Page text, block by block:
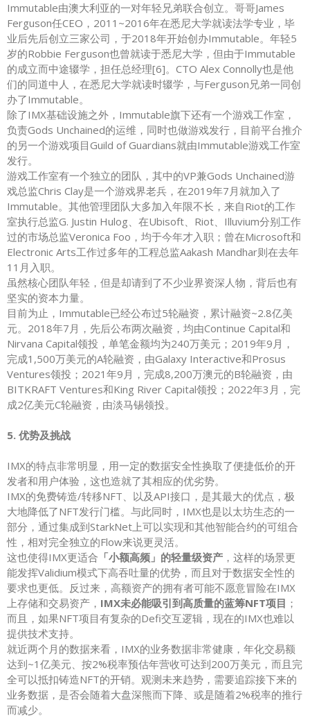
Immutable由澳大利亚的一对年轻兄弟联合创立。哥哥James
Ferguson任CEO，2011~2016年在悉尼大学就读法学专业，毕
业后先后创立三家公司，于2018年开始创办Immutable。年轻5
岁的Robbie Ferguson也曾就读于悉尼大学，但由于Immutable
的成立而中途辍学，担任总经理[6]。CTO Alex Connolly也是他
们的同道中人，在悉尼大学就读时辍学，与Ferguson兄弟一同创
办了Immutable。
除了IMX基础设施之外，Immutable旗下还有一个游戏工作室，
负责Gods Unchained的运维，同时也做游戏发行，目前平台推介
的另一个游戏项目Guild of Guardians就由Immutable游戏工作室
发行。
游戏工作室有一个独立的团队，其中的VP兼Gods Unchained游
戏总监Chris Clay是一个游戏界老兵，在2019年7月就加入了
Immutable。其他管理团队大多加入年限不长，来自Riot的工作
室执行总监G. Justin Hulog、在Ubisoft、Riot、Illuvium分别工作
过的市场总监Veronica Foo，均于今年才入职；曾在Microsoft和
Electronic Arts工作过多年的工程总监Aakash Mandhar则在去年
11月入职。
虽然核心团队年轻，但是却请到了不少业界资深人物，背后也有
坚实的资本力量。
目前为止，Immutable已经公布过5轮融资，累计融资~2.8亿美
元。2018年7月，先后公布两次融资，均由Continue Capital和
Nirvana Capital领投，单笔金额均为240万美元；2019年9月，
完成1,500万美元的A轮融资，由Galaxy Interactive和Prosus
Ventures领投；2021年9月，完成8,200万澳元的B轮融资，由
BITKRAFT Ventures和King River Capital领投；2022年3月，完
成2亿美元C轮融资，由淡马锡领投。
5. 优势及挑战
IMX的特点非常明显，用一定的数据安全性换取了便捷低价的开
发者和用户体验，这也造就了其相应的优劣势。
IMX的免费铸造/转移NFT、以及API接口，是其最大的优点，极
大地降低了NFT发行门槛。与此同时，IMX也是以太坊生态的一
部分，通过集成到StarkNet上可以实现和其他智能合约的可组合
性，相对完全独立的Flow来说更灵活。
这也使得IMX更适合 「小额高频」的轻量级资产 ，这样的场景更
能发挥Validium模式下高吞吐量的优势，而且对于数据安全性的
要求也更低。反过来，高额资产的拥有者可能不愿意冒险在IMX
上存储和交易资产， IMX未必能吸引到高质量的蓝筹NFT项目 ；
而且，如果NFT项目有复杂的Defi交互逻辑，现在的IMX也难以
提供技术支持。
就近两个月的数据来看，IMX的业务数据非常健康，年化交易额
达到~1亿美元、按2%税率预估年营收可达到200万美元，而且完
全可以抵扣铸造NFT的开销。观测未来趋势，需要追踪接下来的
业务数据，是否会随着大盘深熊而下降、或是随着2%税率的推行
而减少。